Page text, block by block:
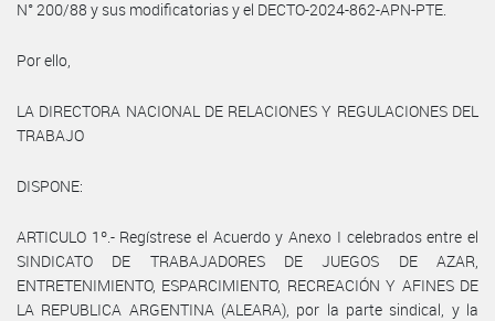
N° 200/88 y sus modificatorias y el DECTO-2024-862-APN-PTE.
Por ello,
LA DIRECTORA NACIONAL DE RELACIONES Y REGULACIONES DEL
TRABAJO
DISPONE:
ARTICULO 1º.- Regístrese el Acuerdo y Anexo I celebrados entre el
SINDICATO DE TRABAJADORES DE JUEGOS DE AZAR,
ENTRETENIMIENTO, ESPARCIMIENTO, RECREACIÓN Y AFINES DE
LA REPUBLICA ARGENTINA (ALEARA), por la parte sindical, y la